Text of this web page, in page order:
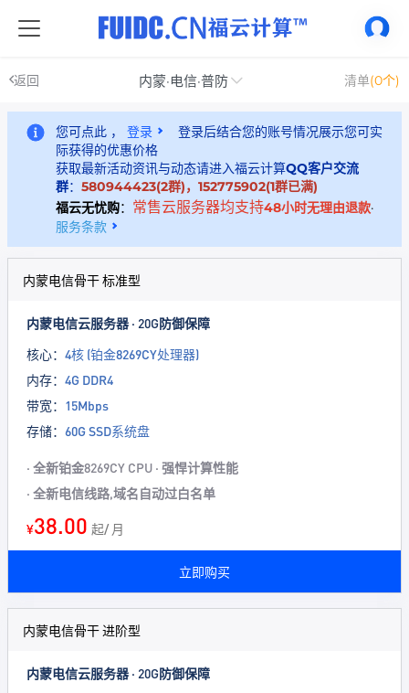
返回 内蒙·电信·普防 清单(0个)
您可点此 ， 登录
登录后结合您的账号情况展示您可实
际获得的优惠价格
获取最新活动资讯与动态请进入福云计算QQ客户交流
群： 580944423(2群)，152775902(1群已满)
福云无忧购： 常售云服务器均支持48小时无理由退款·
服务条款
内蒙电信骨干 标准型
内蒙电信云服务器 · 20G防御保障
核心： 4核 (铂金8269CY处理器)
内存： 4G DDR4
带宽： 15Mbps
存储： 60G SSD系统盘
· 全新铂金8269CY CPU · 强悍计算性能
· 全新电信线路,域名自动过白名单
¥38.00 起/ 月
立即购买
内蒙电信骨干 进阶型
内蒙电信云服务器 · 20G防御保障